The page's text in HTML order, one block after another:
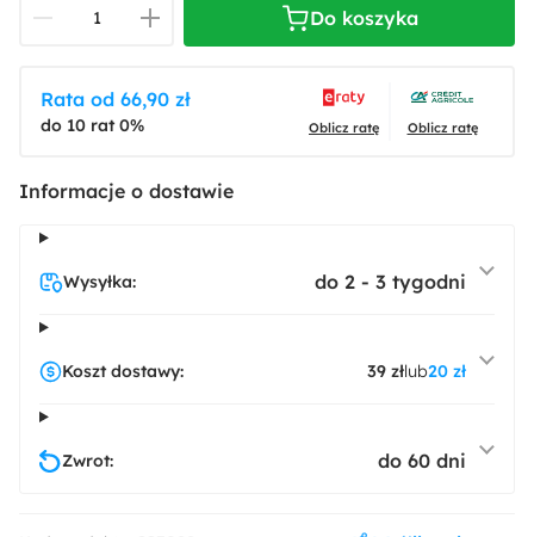
Do koszyka
Rata od 66,90 zł
do 10 rat 0% Oblicz ratę Oblicz ratę
Informacje o dostawie
Wysyłka: do 2 - 3 tygodni
Koszt dostawy: 39 złlub20 zł
Zwrot: do 60 dni